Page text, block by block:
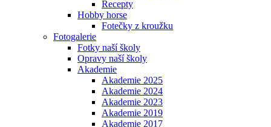
Recepty
Hobby horse
Fotečky z kroužku
Fotogalerie
Fotky naší školy
Opravy naší školy
Akademie
Akademie 2025
Akademie 2024
Akademie 2023
Akademie 2019
Akademie 2017